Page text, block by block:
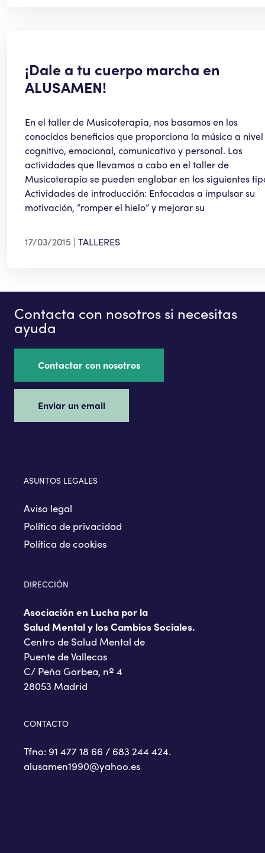
¡Dale a tu cuerpo marcha en
ALUSAMEN!
En el taller de Musicoterapia, nos basamos en los
conocidos beneficios que proporciona la música a nivel
cognitivo, emocional, comunicativo y personal. Las
actividades que llevamos a cabo en el taller de
Musicoterapia se pueden englobar en los siguientes
Actividades de introducción: Enfocadas a impulsar su
motivación, “romper el hielo” y mejorar su
17/03/2015 TALLERES
Contacta con nosotros si necesitas
ayuda
Contactar con nosotros
Enviar un email
ASUNTOS LEGALES
Aviso legal
Política de privacidad
Política de cookies
DIRECCIÓN
Asociación en Lucha por la
Salud Mental y los Cambios Sociales.
Centro de Salud Mental de
Puente de Vallecas
C/ Peña Gorbea, nº 4
28053 Madrid
CONTACTO
Tfno: 91 477 18 66 / 683 244 424.
alusamen1990@yahoo.es